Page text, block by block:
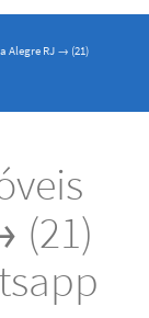
Alegre RJ → (21)
(21)